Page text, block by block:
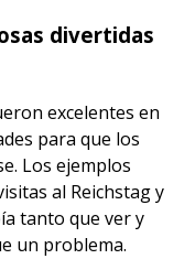
divertidas
excelentes en
para que los
Los ejemplos
al Reichstag y
tanto que ver y
un problema.